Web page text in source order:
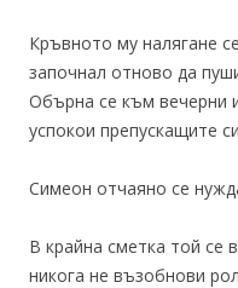
Кръвното му налягане
започнал отново да
Обърна се към вечерни
успокои препускащите
Симеон отчаяно се
В крайна сметка той се
никога не възобнови